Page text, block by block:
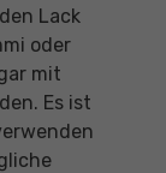
Lack
oder
mit
Es ist